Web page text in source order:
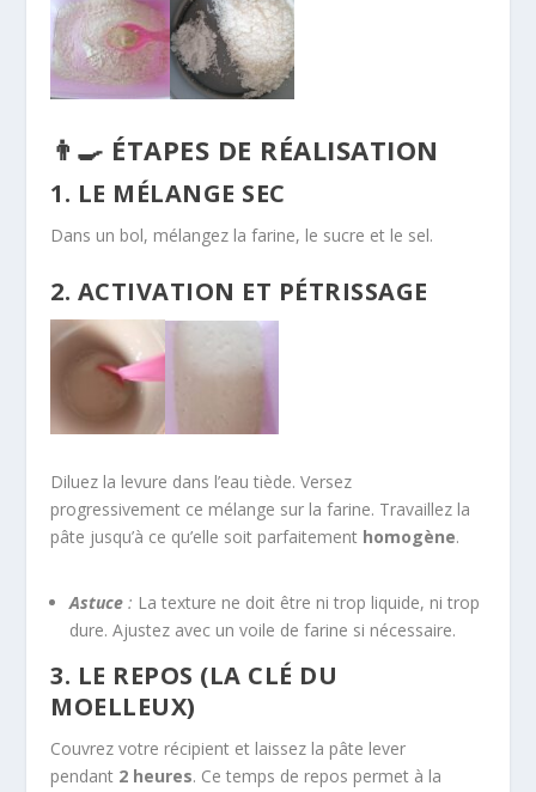
👨‍🍳 ÉTAPES DE RÉALISATION
1. LE MÉLANGE SEC
Dans un bol, mélangez la farine, le sucre et le sel.
2. ACTIVATION ET PÉTRISSAGE
Diluez la levure dans l’eau tiède. Versez
progressivement ce mélange sur la farine. Travaillez la
pâte jusqu’à ce qu’elle soit parfaitement homogène.
Astuce : La texture ne doit être ni trop liquide, ni trop
dure. Ajustez avec un voile de farine si nécessaire.
3. LE REPOS (LA CLÉ DU
MOELLEUX)
Couvrez votre récipient et laissez la pâte lever
pendant 2 heures. Ce temps de repos permet à la